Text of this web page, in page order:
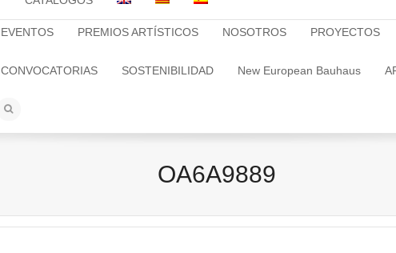
EVENTOS PREMIOS ARTÍSTICOS NOSOTROS PROYECTOS
CONVOCATORIAS SOSTENIBILIDAD New European Bauhaus
OA6A9889